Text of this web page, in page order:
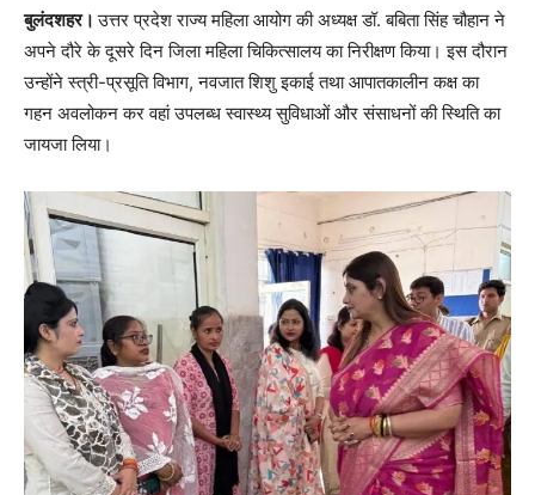
बुलंदशहर।उत्तर प्रदेश राज्य महिला आयोग की अध्यक्ष डॉ. बबिता सिंह चौहान ने
अपने दौरे के दूसरे दिन जिला महिला चिकित्सालय का निरीक्षण किया। इस दौरान
उन्होंने स्त्री-प्रसूति विभाग, नवजात शिशु इकाई तथा आपातकालीन कक्ष का
गहन अवलोकन कर वहां उपलब्ध स्वास्थ्य सुविधाओं और संसाधनों की स्थिति का
जायजा लिया।